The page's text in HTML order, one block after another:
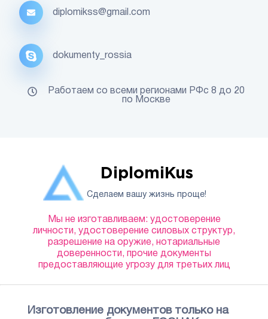
DiplomiKus
Сделаем вашу жизнь проще!
Мы не изготавливаем: удостоверение
личности, удостоверение силовых структур,
разрешение на оружие, нотариальные
доверенности, прочие документы
предоставляющие угрозу для третьих лиц
Изготовление документов только на
diplomikss@gmail.com
dokumenty_rossia
Работаем со всеми регионами РФс 8 до 20
по Москве